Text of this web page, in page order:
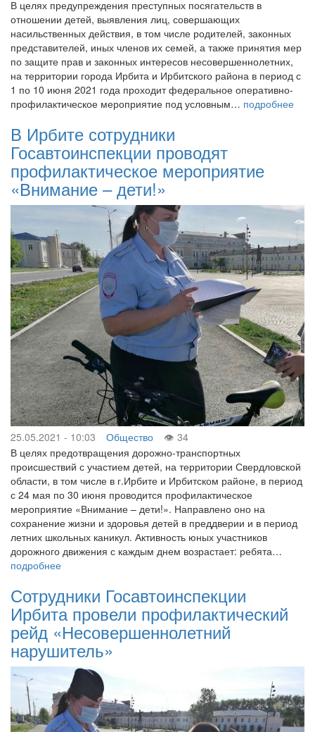
В целях предупреждения преступных посягательств в
отношении детей, выявления лиц, совершающих
насильственных действия, в том числе родителей, законных
представителей, иных членов их семей, а также принятия мер
по защите прав и законных интересов несовершеннолетних,
на территории города Ирбита и Ирбитского района в период с
1 по 10 июня 2021 года проходит федеральное оперативно-
профилактическое мероприятие под условным… подробнее
В Ирбите сотрудники
Госавтоинспекции проводят
профилактическое мероприятие
«Внимание – дети!»
25.05.2021 - 10:03 Общество
34
В целях предотвращения дорожно-транспортных
происшествий с участием детей, на территории Свердловской
области, в том числе в г.Ирбите и Ирбитском районе, в период
с 24 мая по 30 июня проводится профилактическое
мероприятие «Внимание – дети!». Направлено оно на
сохранение жизни и здоровья детей в преддверии и в период
летних школьных каникул. Активность юных участников
дорожного движения с каждым днем возрастает: ребята…
подробнее
Сотрудники Госавтоинспекции
Ирбита провели профилактический
рейд «Несовершеннолетний
нарушитель»